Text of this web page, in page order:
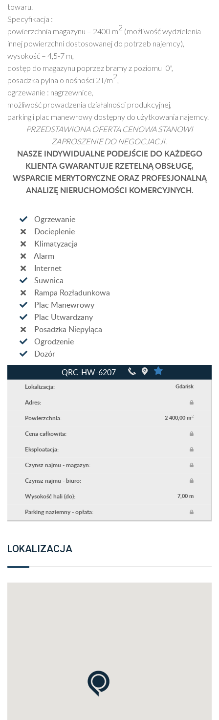
towaru.
Specyfikacja :
powierzchnia magazynu – 2400 m2 (możliwość wydzielenia
innej powierzchni dostosowanej do potrzeb najemcy),
wysokość – 4,5-7 m,
dostęp do magazynu poprzez bramy z poziomu "0",
posadzka pylna o nośności 2T/m2,
ogrzewanie : nagrzewnice,
możliwość prowadzenia działalności produkcyjnej,
parking i plac manewrowy dostępny do użytkowania najemcy.
PRZEDSTAWIONA OFERTA CENOWA STANOWI
ZAPROSZENIE DO NEGOCJACJI.
NASZE INDYWIDUALNE PODEJŚCIE DO KAŻDEGO
KLIENTA GWARANTUJE RZETELNĄ OBSŁUGĘ,
WSPARCIE MERYTORYCZNE ORAZ PROFESJONALNĄ
ANALIZĘ NIERUCHOMOŚCI KOMERCYJNYCH.
Ogrzewanie
Docieplenie
Klimatyzacja
Alarm
Internet
Suwnica
Rampa Rozładunkowa
Plac Manewrowy
Plac Utwardzany
Posadzka Niepyląca
Ogrodzenie
Dozór
QRC-HW-6207
Lokalizacja: Gdańsk
Adres:
Powierzchnia:
2 400,00 m2
Cena całkowita:
Eksploatacja:
Czynsz najmu - magazyn:
Czynsz najmu - biuro:
Wysokość hali (do):
7,00 m
Parking naziemny - opłata:
LOKALIZACJA